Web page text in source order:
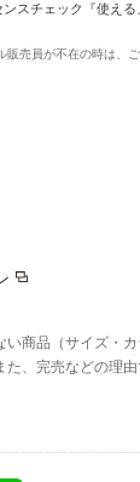
ンスチェック『使える
売員が不在の時は、
商品（サイズ・
た、完売などの理